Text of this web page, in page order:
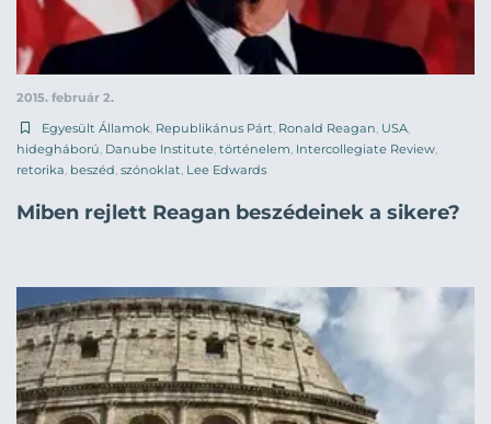
2015. február 2.
Egyesült Államok, Republikánus Párt, Ronald Reagan, USA,
hidegháború, Danube Institute, történelem, Intercollegiate Review,
retorika, beszéd, szónoklat, Lee Edwards
Miben rejlett Reagan beszédeinek a sikere?